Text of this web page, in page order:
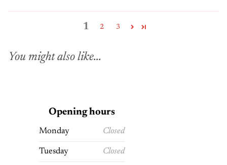
1 2 3
You might also like...
Opening hours
Monday Closed
Tuesday Closed